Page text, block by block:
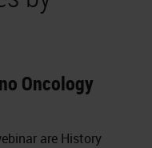
Oncology
are History